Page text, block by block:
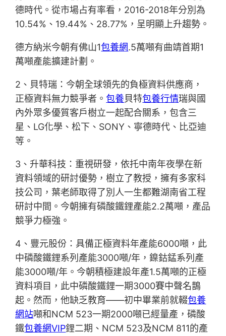
德時代。從市場占有率看，2016-2018年分別為
10.54%、19.44%、28.77%，呈明顯上升趨勢。
德方納米今朝有佛山1包養網.5萬噸有曲靖首期1
萬噸產能擴建計劃。
2、貝特瑞：今朝全球領先的負極資料供應商，
正極資料無力競爭者。包養貝特包養行情瑞與國
內外眾多優質客戶樹立一起配合關系，包含三
星、LG化學、松下、SONY、寧德時代、比亞迪
等。
3、升華科技：重視研發，依托中南年夜學在新
資料領域的研討優勢，樹立了教授，擁有多家科
技公司，葉老師取得了別人一生都難湖南省工程
研討中間。今朝擁有磷酸鐵鋰產能2.2萬噸，產品
競爭力極強。
4、豐元股份：具備正極資料年產能6000噸，此
中磷酸鐵鋰系列產能3000噸/年，鎳鈷錳系列產
能3000噸/年。今朝積極建設年產1.5萬噸的正極
資料項目，此中磷酸鐵鋰一期3000賽中聲名鵲
起。然而，他缺乏教育——初中畢業前就輟包養
網站噸和NCM 523一期2000噸已經量產，磷酸
鐵包養網VIP鋰二期、NCM 523及NCM 811的產